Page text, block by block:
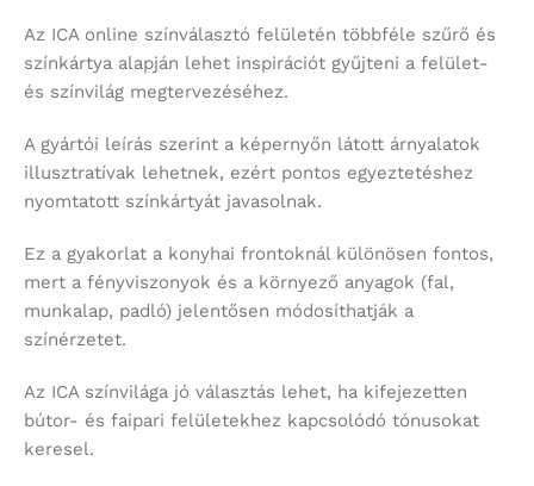
Az ICA online színválasztó felületén többféle szűrő és
színkártya alapján lehet inspirációt gyűjteni a felület-
és színvilág megtervezéséhez.
A gyártói leírás szerint a képernyőn látott árnyalatok
illusztratívak lehetnek, ezért pontos egyeztetéshez
nyomtatott színkártyát javasolnak.
Ez a gyakorlat a konyhai frontoknál különösen fontos,
mert a fényviszonyok és a környező anyagok (fal,
munkalap, padló) jelentősen módosíthatják a
színérzetet.
Az ICA színvilága jó választás lehet, ha kifejezetten
bútor- és faipari felületekhez kapcsolódó tónusokat
keresel.